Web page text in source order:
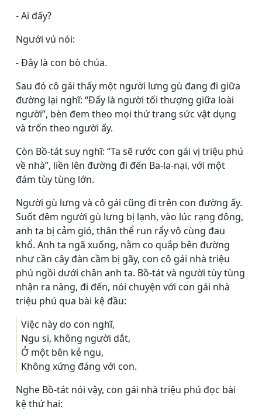
- Ai đấy?
Ngưới vú nói:
- Ðây là con bò chúa.
Sau đó cô gái thấy một người lưng gù đang đi giữa
đường lại nghĩ: “Ðấy là người tối thượng giữa loài
người”, bèn đem theo mọi thứ trang sức vật dụng
và trốn theo người ấy.
Còn Bồ-tát suy nghĩ: “Ta sẽ rước con gái vị triệu phú
về nhà”, liền lên đường đi đến Ba-la-nại, với một
đám tùy tùng lớn.
Người gù lưng và cô gái cũng đi trên con đường ấy.
Suốt đêm người gù lưng bị lạnh, vào lúc rạng đông,
anh ta bị cảm gió, thân thể run rẩy vô cùng đau
khổ. Anh ta ngã xuống, nằm co quắp bên đường
như cần cây đàn cầm bị gãy, con cô gái nhà triệu
phú ngồi dưới chân anh ta. Bồ-tát và người tùy tùng
nhận ra nàng, đi đến, nói chuyện với con gái nhà
triệu phú qua bài kệ đầu:
Việc này do con nghĩ,
Ngu si, không người dắt,
Ở một bên kẻ ngu,
Không xứng đáng với con.
Nghe Bồ-tát nói vậy, con gái nhà triệu phú đọc bài
kệ thứ hai: